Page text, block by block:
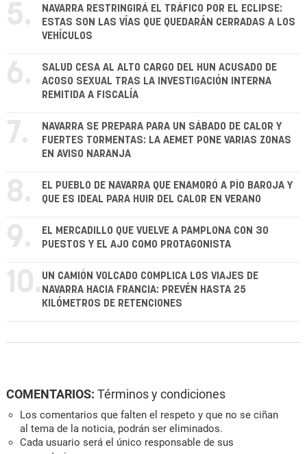
5.
NAVARRA RESTRINGIRÁ EL TRÁFICO POR EL ECLIPSE:
ESTAS SON LAS VÍAS QUE QUEDARÁN CERRADAS A LOS
VEHÍCULOS
6.
SALUD CESA AL ALTO CARGO DEL HUN ACUSADO DE
ACOSO SEXUAL TRAS LA INVESTIGACIÓN INTERNA
REMITIDA A FISCALÍA
7.
NAVARRA SE PREPARA PARA UN SÁBADO DE CALOR Y
FUERTES TORMENTAS: LA AEMET PONE VARIAS ZONAS
EN AVISO NARANJA
8.
EL PUEBLO DE NAVARRA QUE ENAMORÓ A PÍO BAROJA Y
QUE ES IDEAL PARA HUIR DEL CALOR EN VERANO
9.
EL MERCADILLO QUE VUELVE A PAMPLONA CON 30
PUESTOS Y EL AJO COMO PROTAGONISTA
10. UN CAMIÓN VOLCADO COMPLICA LOS VIAJES DE
NAVARRA HACIA FRANCIA: PREVÉN HASTA 25
KILÓMETROS DE RETENCIONES
COMENTARIOS: Términos y condiciones
Los comentarios que falten el respeto y que no se ciñan
al tema de la noticia, podrán ser eliminados.
Cada usuario será el único responsable de sus